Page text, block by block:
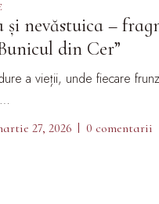
și nevăstuica –
din Cer”
a vieții, unde fiecare
27, 2026 0 comentarii